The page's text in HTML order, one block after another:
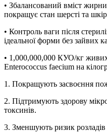
• Збалансований вміст
покращує стан шерсті та
• Контроль ваги після
ідеальної форми без зайвих
• 1,000,000,000 КУО/кг
Enterococcus faecium на
1. Покращують засвоєння
2. Підтримують здорову
токсинів.
3. Зменшують ризик розладів